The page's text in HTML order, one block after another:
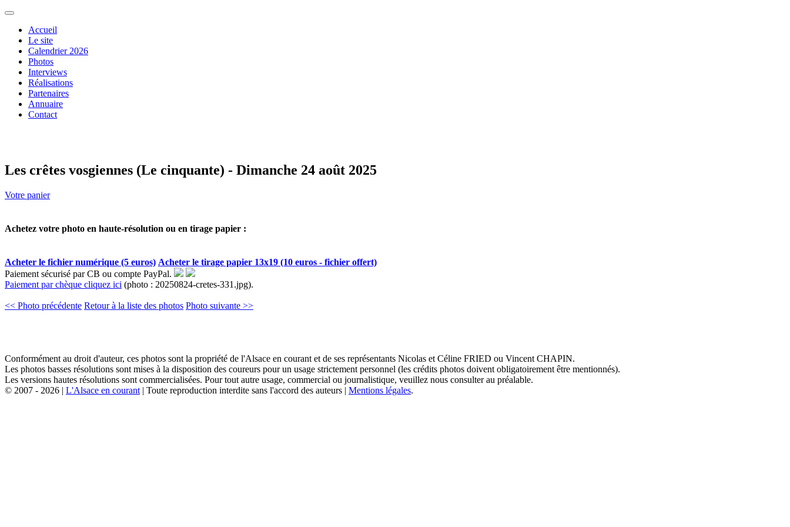
Accueil
Le site
Calendrier 2026
Photos
Interviews
Réalisations
Partenaires
Annuaire
Contact
Les crêtes vosgiennes (Le cinquante) - Dimanche 24 août 2025
Votre panier
Achetez votre photo en haute-résolution ou en tirage papier :
Acheter le fichier numérique (5 euros) Acheter le tirage papier 13x19 (10 euros - fichier offert)
Paiement sécurisé par CB ou compte PayPal.
Paiement par chèque cliquez ici (photo : 20250824-cretes-331.jpg).
<< Photo précédente Retour à la liste des photos Photo suivante >>
Conformément au droit d'auteur, ces photos sont la propriété de l'Alsace en courant et de ses représentants Nicolas et Céline FRIED ou Vincent CHAPIN.
Les photos basses résolutions sont mises à la disposition des coureurs pour un usage strictement personnel (les crédits photos doivent obligatoirement être mentionnés).
Les versions hautes résolutions sont commercialisées. Pour tout autre usage, commercial ou journalistique, veuillez nous consulter au préalable.
© 2007 - 2026 | L'Alsace en courant | Toute reproduction interdite sans l'accord des auteurs | Mentions légales.